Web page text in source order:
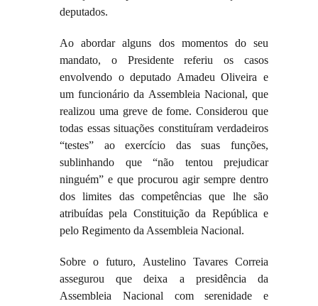
deputados.
Ao abordar alguns dos momentos do seu
mandato, o Presidente referiu os casos
envolvendo o deputado Amadeu Oliveira e
um funcionário da Assembleia Nacional, que
realizou uma greve de fome. Considerou que
todas essas situações constituíram verdadeiros
“testes” ao exercício das suas funções,
sublinhando que “não tentou prejudicar
ninguém” e que procurou agir sempre dentro
dos limites das competências que lhe são
atribuídas pela Constituição da República e
pelo Regimento da Assembleia Nacional.
Sobre o futuro, Austelino Tavares Correia
assegurou que deixa a presidência da
Assembleia Nacional com serenidade e